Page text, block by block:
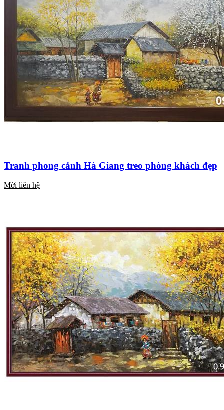
Tranh phong cảnh Hà Giang treo phòng khách đẹp
Mời liên hệ